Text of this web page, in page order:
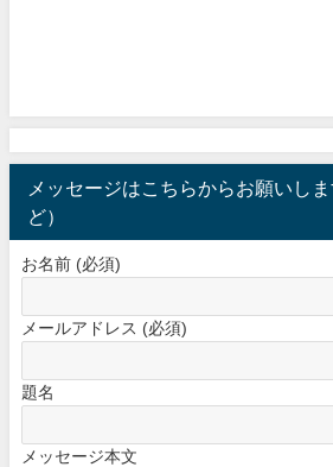
メッセージはこちらからお願いし
ど）
お名前 (必須)
メールアドレス (必須)
題名
メッセージ本文